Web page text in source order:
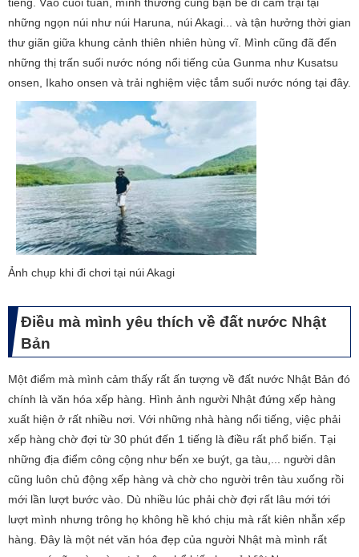
những ngọn núi như núi Haruna, núi Akagi... và tận hưởng thời gian
thư giãn giữa khung cảnh thiên nhiên hùng vĩ. Mình cũng đã đến
những thị trấn suối nước nóng nổi tiếng của Gunma như Kusatsu
onsen, Ikaho onsen và trải nghiệm việc tắm suối nước nóng tại đây.
​Ảnh chụp khi đi chơi tại núi Akagi
Điều mà mình yêu thích về đất nước Nhật
Bản
Một điểm mà mình cảm thấy rất ấn tượng về đất nước Nhật Bản đó
chính là văn hóa xếp hàng. Hình ảnh người Nhật đứng xếp hàng
xuất hiện ở rất nhiều nơi. Với những nhà hàng nổi tiếng, việc phải
xếp hàng chờ đợi từ 30 phút đến 1 tiếng là điều rất phổ biến. Tại
những địa điểm công cộng như bến xe buýt, ga tàu,... người dân
cũng luôn chủ động xếp hàng và chờ cho người trên tàu xuống rồi
mới lần lượt bước vào. Dù nhiều lúc phải chờ đợi rất lâu mới tới
lượt mình nhưng trông họ không hề khó chịu mà rất kiên nhẫn xếp
hàng. Đây là một nét văn hóa đẹp của người Nhật mà mình rất